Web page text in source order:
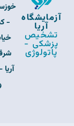
آزمایشگاه
آریا
تشخیص
پزشکی -
پاتولوژی
-